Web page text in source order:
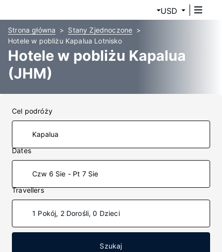
USD
Strona główna
Stany Zjednoczone
Hotele w pobliżu Kapalua Lotnisko
Hotele w pobliżu Kapalua
(JHM)
Cel podróży
Dates
Czw 6 Sie - Pt 7 Sie
Travellers
1 Pokój, 2 Dorośli, 0 Dzieci
Szukaj